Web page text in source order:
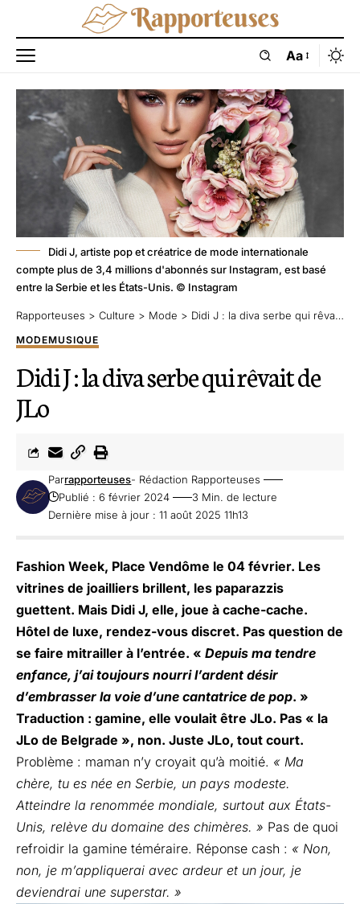
Aa
Didi J, artiste pop et créatrice de mode internationale
compte plus de 3,4 millions d'abonnés sur Instagram, est basé
entre la Serbie et les États-Unis. © Instagram
Rapporteuses > Culture > Mode > Didi J : la diva serbe qui rêvait de JLo
MODEMUSIQUE
Didi J : la diva serbe qui rêvait de
JLo
Dernière mise à jour : 11 août 2025 11h13
Parrapporteuses- Rédaction Rapporteuses
Publié : 6 février 2024
3 Min. de lecture
Fashion Week, Place Vendôme le 04 février. Les
vitrines de joailliers brillent, les paparazzis
guettent. Mais Didi J, elle, joue à cache-cache.
Hôtel de luxe, rendez-vous discret. Pas question de
se faire mitrailler à l’entrée. « Depuis ma tendre
enfance, j’ai toujours nourri l’ardent désir
d’embrasser la voie d’une cantatrice de pop. »
Traduction : gamine, elle voulait être JLo. Pas « la
JLo de Belgrade », non. Juste JLo, tout court.
Problème : maman n’y croyait qu’à moitié. « Ma
chère, tu es née en Serbie, un pays modeste.
Atteindre la renommée mondiale, surtout aux États-
Unis, relève du domaine des chimères. » Pas de quoi
refroidir la gamine téméraire. Réponse cash : « Non,
non, je m’appliquerai avec ardeur et un jour, je
deviendrai une superstar. »